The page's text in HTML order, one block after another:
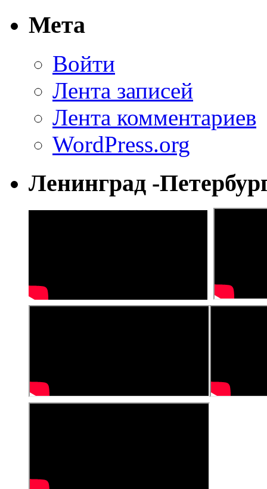
Мета
Войти
Лента записей
Лента комментариев
WordPress.org
Ленинград -